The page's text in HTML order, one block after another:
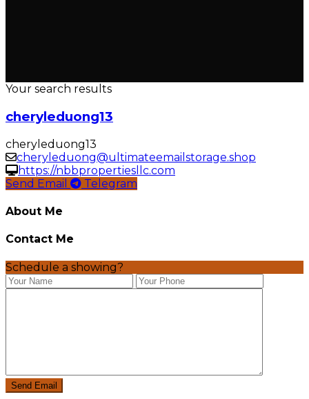
Your search results
cheryleduong13
cheryleduong13
cheryleduong@ultimateemailstorage.shop
https://nbbpropertiesllc.com
Send Email
Telegram
About Me
Contact Me
Schedule a showing?